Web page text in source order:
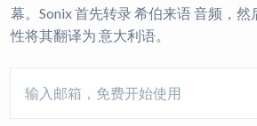
幕。Sonix 首先转录 希伯来语 音频，
性将其翻译为 意大利语。